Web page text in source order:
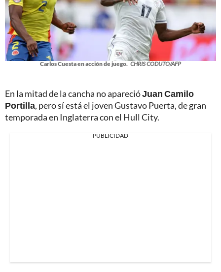
Carlos Cuesta en acción de juego. CHRIS CODUTO/AFP
En la mitad de la cancha no aparecióJuan Camilo
Portilla, pero sí está el joven Gustavo Puerta, de gran
temporada en Inglaterra con el Hull City.
PUBLICIDAD